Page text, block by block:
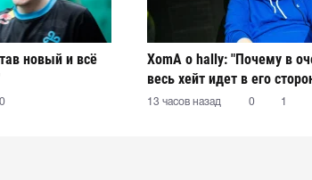
новый и всё
0
XomA о hally: "Почему в
весь хейт идет в его
остается загадкой"
13 часов назад 0 1